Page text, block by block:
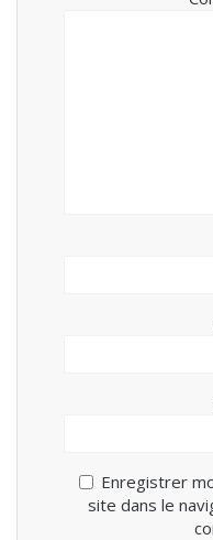
Enregistrer
site dans le